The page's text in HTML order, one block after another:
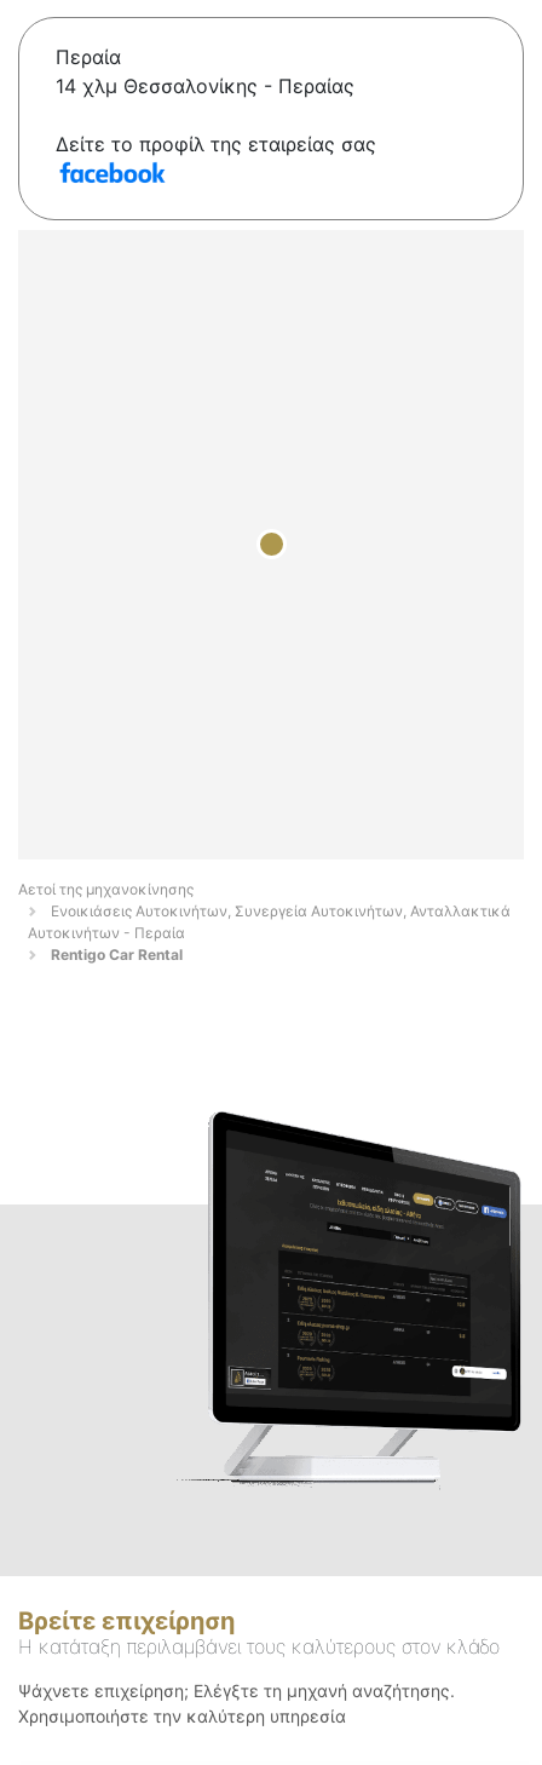
Περαία
14 χλμ Θεσσαλονίκης - Περαίας
Δείτε το προφίλ της εταιρείας σας
Αετοί της μηχανοκίνησης
Ενοικιάσεις Αυτοκινήτων, Συνεργεία Αυτοκινήτων, Ανταλλακτικά
Αυτοκινήτων - Περαία
Rentigo Car Rental
Βρείτε επιχείρηση
Η κατάταξη περιλαμβάνει τους καλύτερους στον κλάδο
Ψάχνετε επιχείρηση; Ελέγξτε τη μηχανή αναζήτησης.
Χρησιμοποιήστε την καλύτερη υπηρεσία